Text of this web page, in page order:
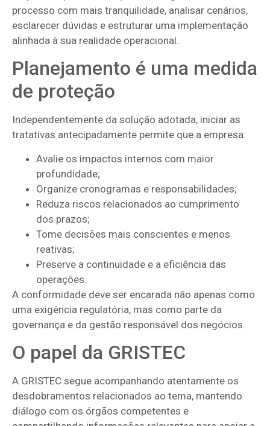
processo com mais tranquilidade, analisar cenários,
esclarecer dúvidas e estruturar uma implementação
alinhada à sua realidade operacional.
Planejamento é uma medida
de proteção
Independentemente da solução adotada, iniciar as
tratativas antecipadamente permite que a empresa:
Avalie os impactos internos com maior
profundidade;
Organize cronogramas e responsabilidades;
Reduza riscos relacionados ao cumprimento
dos prazos;
Tome decisões mais conscientes e menos
reativas;
Preserve a continuidade e a eficiência das
operações.
A conformidade deve ser encarada não apenas como
uma exigência regulatória, mas como parte da
governança e da gestão responsável dos negócios.
O papel da GRISTEC
A GRISTEC segue acompanhando atentamente os
desdobramentos relacionados ao tema, mantendo
diálogo com os órgãos competentes e